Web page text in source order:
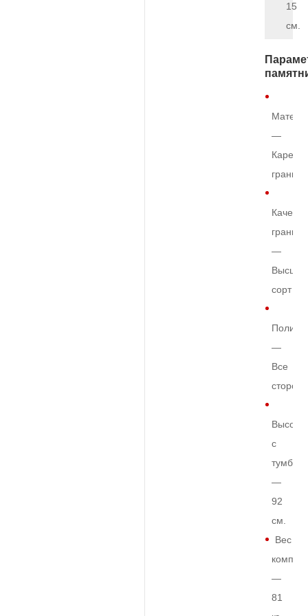
15
см.
—
гранит
гранита
—
Высший
сорт
—
Все
Высота
с
тумбой
—
92
см.
Вес
—
81